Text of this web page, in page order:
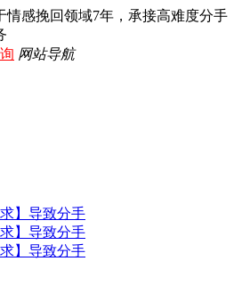
情感挽回领域7年，承接高难度分手
网站导航
】导致分手
】导致分手
】导致分手